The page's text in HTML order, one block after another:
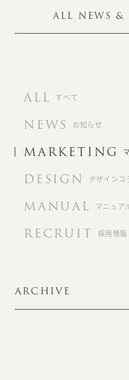
ALL NEWS &
ALL すべて
NEWS お知らせ
MARKETING
DESIGN デザインコ
MANUAL マニュア
RECRUIT 採用情報
ARCHIVE